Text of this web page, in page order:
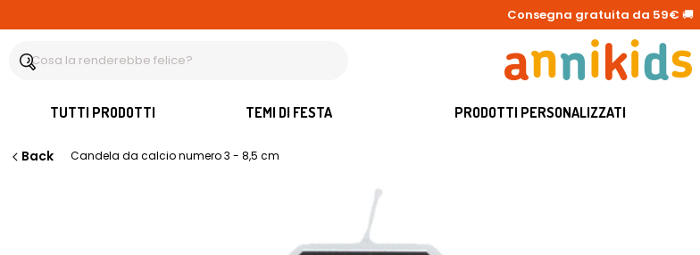
Consegna gratuita da 59€ 🚚
TUTTI PRODOTTI TEMI DI FESTA PRODOTTI PERSONALIZZATI
Back Candela da calcio numero 3 - 8,5 cm